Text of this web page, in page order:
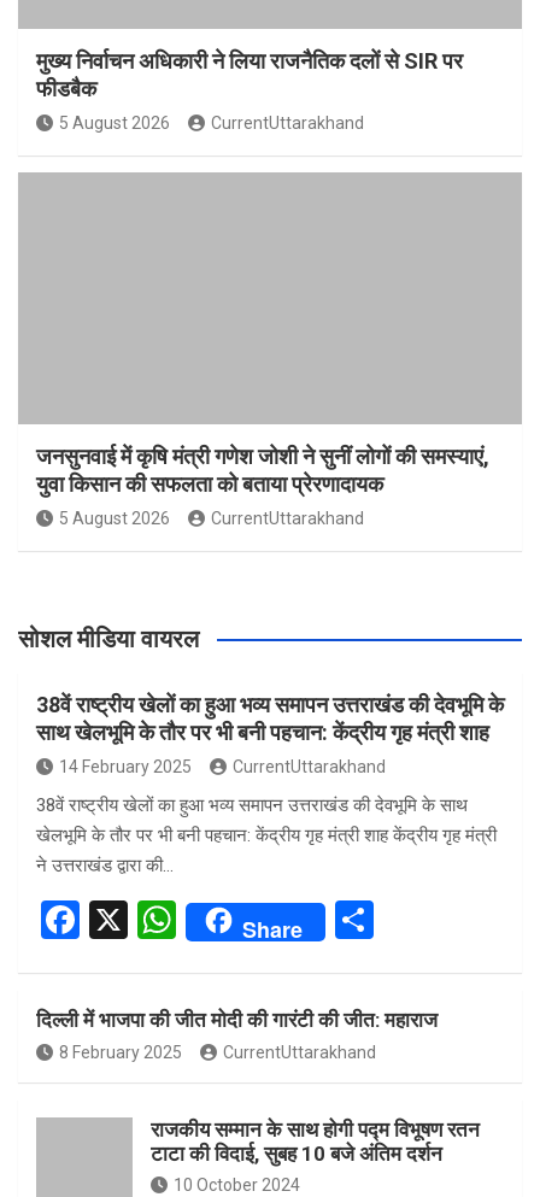
मुख्य निर्वाचन अधिकारी ने लिया राजनैतिक दलों से SIR पर
फीडबैक
5 August 2026 CurrentUttarakhand
जनसुनवाई में कृषि मंत्री गणेश जोशी ने सुनीं लोगों की समस्याएं,
युवा किसान की सफलता को बताया प्रेरणादायक
5 August 2026 CurrentUttarakhand
सोशल मीडिया वायरल
38वें राष्ट्रीय खेलों का हुआ भव्य समापन उत्तराखंड की देवभूमि के
साथ खेलभूमि के तौर पर भी बनी पहचान: केंद्रीय गृह मंत्री शाह
14 February 2025 CurrentUttarakhand
38वें राष्ट्रीय खेलों का हुआ भव्य समापन उत्तराखंड की देवभूमि के साथ
खेलभूमि के तौर पर भी बनी पहचान: केंद्रीय गृह मंत्री शाह केंद्रीय गृह मंत्री
ने उत्तराखंड द्वारा की…
F
ce
b
o
o
X
W
at
s
A
p
p
Share
e
दिल्ली में भाजपा की जीत मोदी की गारंटी की जीत: महाराज
8 February 2025 CurrentUttarakhand
राजकीय सम्मान के साथ होगी पद्म विभूषण रतन
टाटा की विदाई, सुबह 10 बजे अंतिम दर्शन
10 October 2024